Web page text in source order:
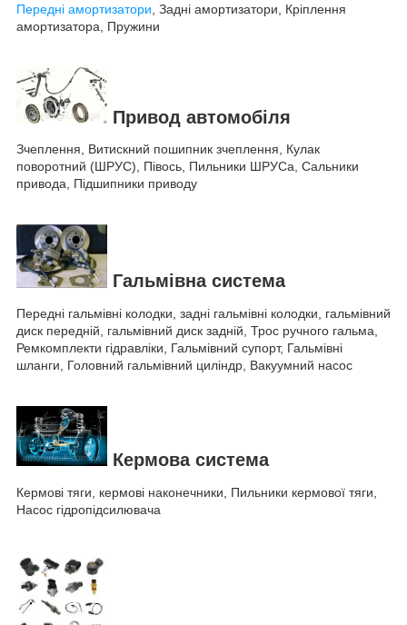
Передні амортизатори , Задні амортизатори, Кріплення
амортизатора, Пружини
Привод автомобіля
Зчеплення, Витискний пошипник зчеплення, Кулак
поворотний (ШРУС), Півось, Пильники ШРУСа, Сальники
привода, Підшипники приводу
Гальмівна система
Передні гальмівні колодки, задні гальмівні колодки, гальмівний
диск передній, гальмівний диск задній, Трос ручного гальма,
Ремкомплекти гідравліки, Гальмівний супорт, Гальмівні
шланги, Головний гальмівний циліндр, Вакуумний насос
Кермова система
Кермові тяги, кермові наконечники, Пильники кермової тяги,
Насос гідропідсилювача